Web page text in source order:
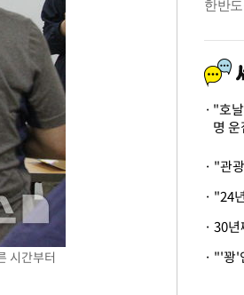
시간부터
"호
명